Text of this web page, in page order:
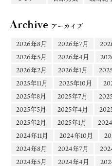
Archive アーカイブ
2026年8月
2026年7月
2026年5月
2026年4月
2026年2月
2026年1月
2025年11月
2025年10月
2025年8月
2025年7月
2025年5月
2025年4月
2025年2月
2025年1月
2024年11月
2024年10月
2024年8月
2024年7月
2024年5月
2024年4月